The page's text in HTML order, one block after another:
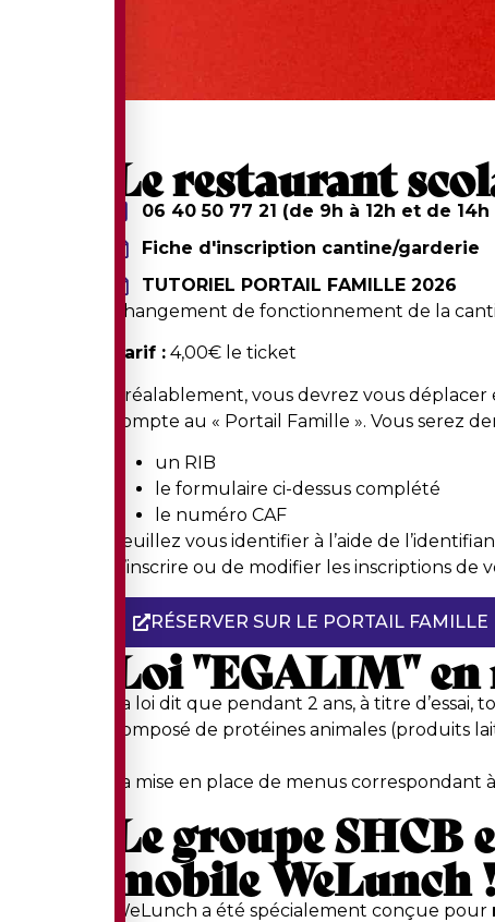
Le restaurant
06 40 50 77 21 (de 9h à 12h et de 14h
Fiche d'inscription cantine/garderie
TUTORIEL PORTAIL FAMILLE 2026
Changement de fonctionnement de la
Tarif : 4,00€ le ticket
Préalablement, vous devrez vous
compte au « Portail Famille ». Vous serez
un RIB
le formulaire ci-dessus complété
le numéro CAF
Veuillez vous identifier à l’aide de
d’inscrire ou de modifier les inscriptions
RÉSERVER SUR LE PORTAIL FAMILLE
Loi "EGALIM"
La loi dit que pendant 2 ans, à titre
composé de protéines animales (produits
La mise en place de menus correspondant
Le groupe
mobile WeLunch
WeLunch a été spécialement conçue pour